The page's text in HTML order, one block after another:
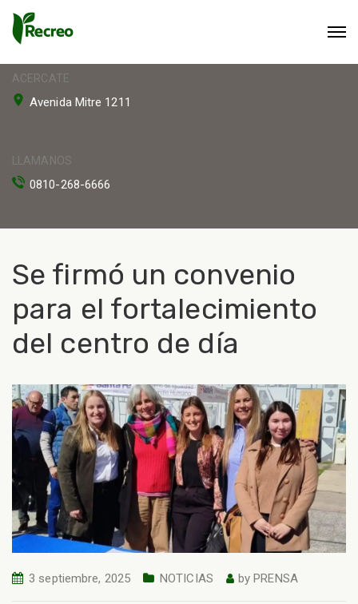
ACERCATE
Avenida Mitre 1211
LLAMANOS
0810-268-6666
Se firmó un convenio
para el fortalecimiento
del centro de día
3 septiembre, 2025 NOTICIAS byPRENSA